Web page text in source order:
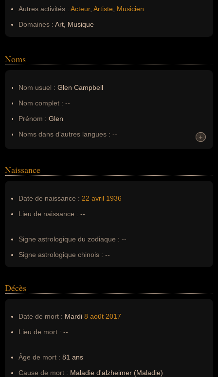
Autres activités : Acteur, Artiste
Musicien
Domaines : Art, Musique
Noms
Nom usuel : Glen Campbell
Nom complet : --
Prénom : Glen
Noms dans d'autres langues : --
Nom de famille :Campbell
+
+
Naissance
Date de naissance : 22 avril 1936
Lieu de naissance : --
Signe astrologique du zodiaque : --
Signe astrologique chinois : --
Décès
Date de mort : Mardi 8 août 2017
Lieu de mort : --
Âge de mort : 81 ans
Cause de mort : Maladie d'alzheimer (Maladie)